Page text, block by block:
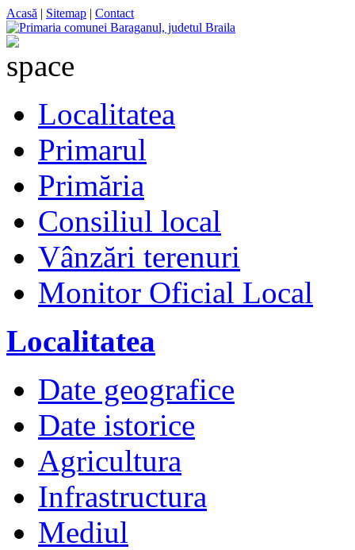
Acasă | Sitemap | Contact
Localitatea
Primarul
Primăria
Consiliul local
Vânzări terenuri
Monitor Oficial Local
Localitatea
Date geografice
Date istorice
Agricultura
Infrastructura
Mediul